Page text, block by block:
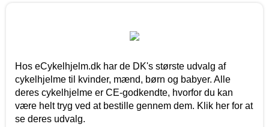
Hos eCykelhjelm.dk har de DK's største udvalg af
cykelhjelme til kvinder, mænd, børn og babyer. Alle
deres cykelhjelme er CE-godkendte, hvorfor du kan
være helt tryg ved at bestille gennem dem. Klik her for at
se deres udvalg.